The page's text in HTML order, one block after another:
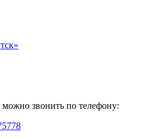
можно звонить по телефону: